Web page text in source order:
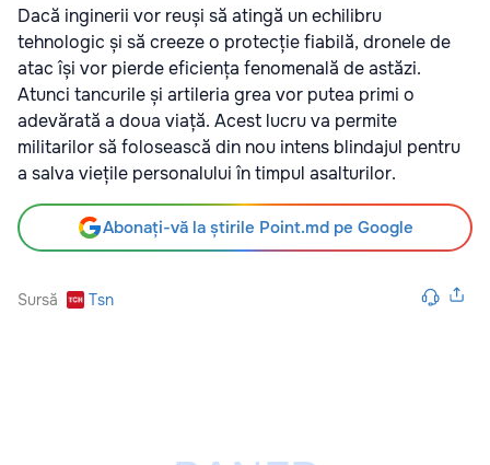
Dacă inginerii vor reuși să atingă un echilibru
tehnologic și să creeze o protecție fiabilă, dronele de
atac își vor pierde eficiența fenomenală de astăzi.
Atunci tancurile și artileria grea vor putea primi o
adevărată a doua viață. Acest lucru va permite
militarilor să folosească din nou intens blindajul pentru
a salva viețile personalului în timpul asalturilor.
Abonați-vă la știrile Point.md pe Google
Sursă Tsn